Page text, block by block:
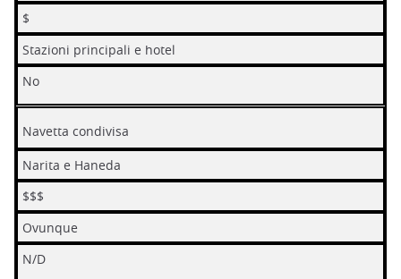
$
Stazioni principali e hotel
No
Navetta condivisa
Narita e Haneda
$$$
Ovunque
N/D